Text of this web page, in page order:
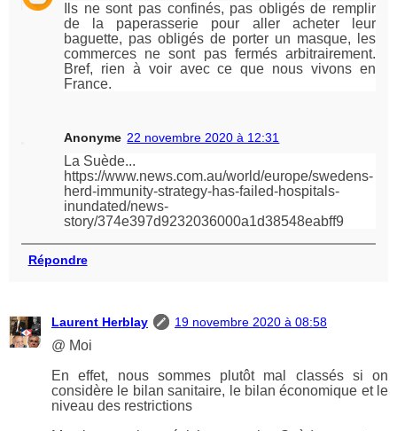
Ils ne sont pas confinés, pas obligés de remplir
de la paperasserie pour aller acheter leur
baguette, pas obligés de porter un masque, les
commerces ne sont pas fermés arbitrairement.
Bref, rien à voir avec ce que nous vivons en
France.
Anonyme 22 novembre 2020 à 12:31
La Suède...
https://www.news.com.au/world/europe/swedens-
herd-immunity-strategy-has-failed-hospitals-
inundated/news-
story/374e397d9232036000a1d38548eabff9
Répondre
Laurent Herblay 19 novembre 2020 à 08:58
@ Moi
En effet, nous sommes plutôt mal classés si on
considère le bilan sanitaire, le bilan économique et le
niveau des restrictions